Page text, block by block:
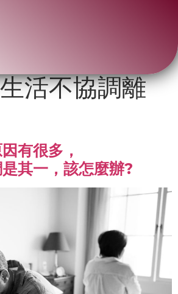
活不協調離
有很多，
其一，該怎麼辦?